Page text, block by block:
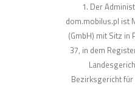
Der
dom.mobilus.pl ist
(GmbH) mit Sitz in
37, in dem
Bezirksgericht